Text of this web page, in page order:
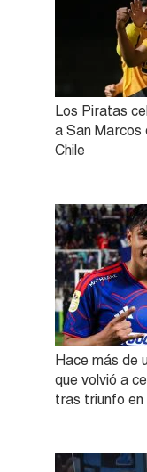
Los Piratas
a San Marcos
Chile
Hace más de
que volvió a
tras triunfo en